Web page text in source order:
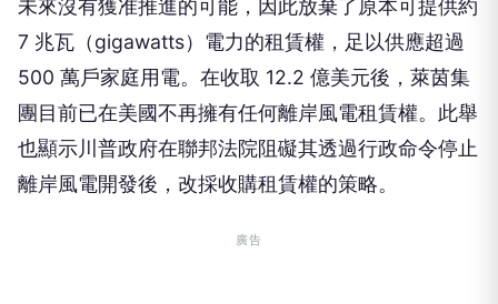
7 兆瓦（gigawatts）電力的租賃權，足以供應超過
500 萬戶家庭用電。在收取 12.2 億美元後，萊茵集
團目前已在美國不再擁有任何離岸風電租賃權。此舉
也顯示川普政府在聯邦法院阻礙其透過行政命令停止
離岸風電開發後，改採收購租賃權的策略。
廣告